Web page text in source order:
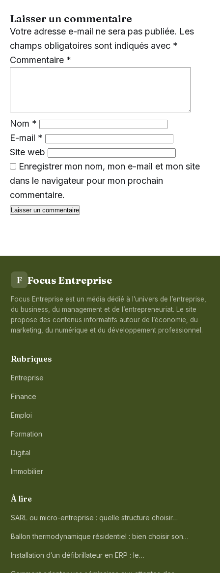
Laisser un commentaire
Votre adresse e-mail ne sera pas publiée. Les
champs obligatoires sont indiqués avec *
Commentaire *
Nom *
E-mail *
Site web
Enregistrer mon nom, mon e-mail et mon site
dans le navigateur pour mon prochain
commentaire.
F Focus Entreprise
Focus Entreprise est un média dédié à l’univers de l’entreprise,
du business, du management et de l’entrepreneuriat. Le site
propose des contenus informatifs autour de l’économie, du
marketing, du numérique et du développement professionnel.
Rubriques
Entreprise
Finance
Emploi
Formation
Digital
Immobilier
À lire
SARL ou micro-entreprise : quelle structure choisir…
Ballon thermodynamique résidentiel : bien choisir son…
Installation d’un défibrillateur en ERP : le…